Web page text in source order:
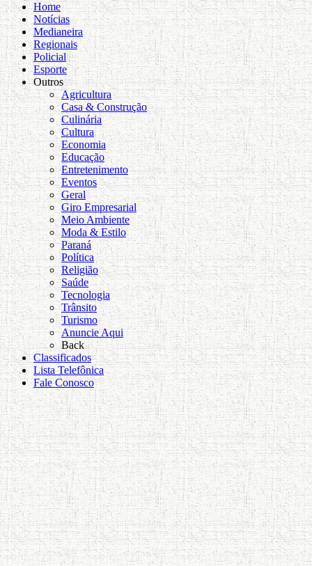
Home
Notícias
Medianeira
Regionais
Policial
Esporte
Outros
Agricultura
Casa & Construção
Culinária
Cultura
Economia
Educação
Entretenimento
Eventos
Geral
Giro Empresarial
Meio Ambiente
Moda & Estilo
Paraná
Política
Religião
Saúde
Tecnologia
Trânsito
Turismo
Anuncie Aqui
Back
Classificados
Lista Telefônica
Fale Conosco